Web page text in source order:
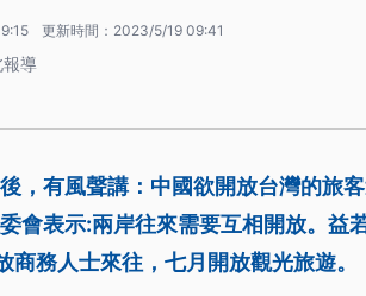
更新時間： 2023/5/19 09:41
導
，有風聲講：中國欲開放台灣的旅
會表示:兩岸往來需要互相開放。
商務人士來往，七月開放觀光旅遊。